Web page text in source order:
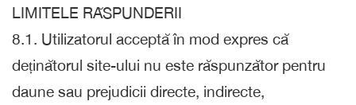
LIMITELE RĂSPUNDERII
8.1. Utilizatorul acceptă în mod expres că
deținătorul site-ului nu este răspunzător pentru
daune sau prejudicii directe, indirecte,